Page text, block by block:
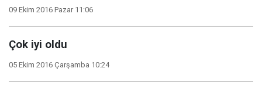
09 Ekim 2016 Pazar 11:06
Çok iyi oldu
05 Ekim 2016 Çarşamba 10:24